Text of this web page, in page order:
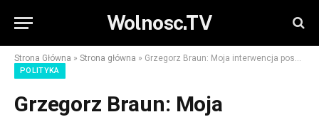
Wolnosc.TV
Strona Główna » Strona główna » Grzegorz Braun: Moja interwencja poselska wykazała, że nikt szczepionek nie badał, nie bada i badać nie zamierza!
POLITYKA
Grzegorz Braun: Moja